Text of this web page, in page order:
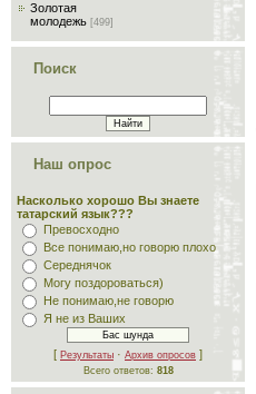
Золотая
молодежь [499]
Поиск
Наш опрос
Насколько хорошо Вы знаете
татарский язык???
Превосходно
Все понимаю,но говорю плохо
Середнячок
Могу поздороваться)
Не понимаю,не говорю
Я не из Ваших
[ Результаты · Архив опросов ]
Всего ответов: 818